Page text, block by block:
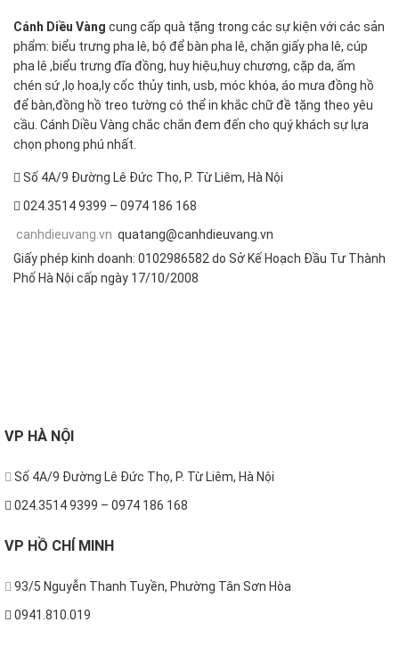
Cánh Diều Vàng cung cấp quà tặng trong các sự kiện với các sản
phẩm: biểu trưng pha lê, bộ để bàn pha lê, chặn giấy pha lê, cúp
pha lê ,biểu trưng đĩa đồng, huy hiệu,huy chương, cặp da, ấm
chén sứ ,lọ hoa,ly cốc thủy tinh, usb, móc khóa, áo mưa đồng hồ
để bàn,đồng hồ treo tường có thể in khắc chữ đề tặng theo yêu
cầu. Cánh Diều Vàng chắc chắn đem đến cho quý khách sự lựa
chọn phong phú nhất.
Số 4A/9 Đường Lê Đức Thọ, P. Từ Liêm, Hà Nội
024.3514 9399 – 0974 186 168
canhdieuvang.vn quatang@canhdieuvang.vn
Giấy phép kinh doanh: 0102986582 do Sở Kế Hoạch Đầu Tư Thành
Phố Hà Nội cấp ngày 17/10/2008
VP HÀ NỘI
Số 4A/9 Đường Lê Đức Thọ, P. Từ Liêm, Hà Nội
024.3514 9399 – 0974 186 168
VP HỒ CHÍ MINH
93/5 Nguyễn Thanh Tuyền, Phường Tân Sơn Hòa
0941.810.019